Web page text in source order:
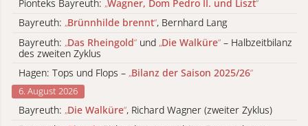
Pionteks Bayreuth: „Wagner, Dom Pedro II. und Liszt“
Bayreuth: „Brünnhilde brennt“, Bernhard Lang
Bayreuth: „Das Rheingold“ und „Die Walküre“ – Halbzeitbilanz
des zweiten Zyklus
Hagen: Tops und Flops – „Bilanz der Saison 2025/26“
6. August 2026
Bayreuth: „Die Walküre“, Richard Wagner (zweiter Zyklus)